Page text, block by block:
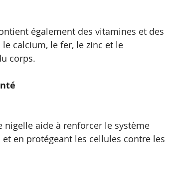
également des vitamines et des
calcium, le fer, le zinc et le
corps.
nigelle aide à renforcer le système
en protégeant les cellules contre les